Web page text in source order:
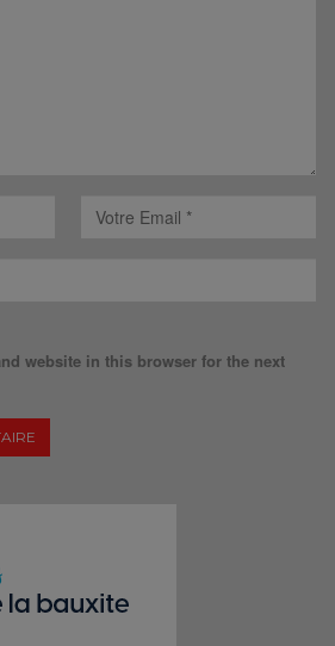
website in this browser for the next